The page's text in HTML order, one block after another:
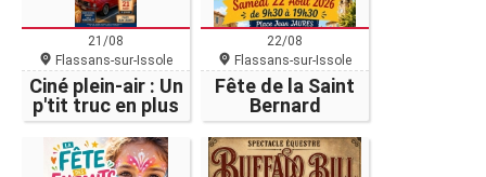
21/08
Flassans-sur-Issole
Ciné plein-air : Un
p'tit truc en plus
22/08
Flassans-sur-Issole
Fête de la Saint
Bernard